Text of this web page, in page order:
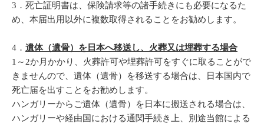
3． 死亡証明書は、保険請求等の諸手続きにも必要になるた
め、本届出用以外に複数取得されることをお勧めします。
4． 遺体（遺骨）を日本へ移送し、火葬又は埋葬する場合
1～2か月かかり、火葬許可や埋葬許可をすぐに取ることがで
きませんので、遺体（遺骨）を移送する場合は、日本国内で
死亡届を出すことをお勧めします。
ハンガリーからご遺体（遺骨）を日本に搬送される場合は、
ハンガリーや経由国における通関手続き上、別途当館による